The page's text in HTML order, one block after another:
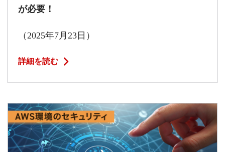
が必要！
（2025年7月23日）
詳細を読む